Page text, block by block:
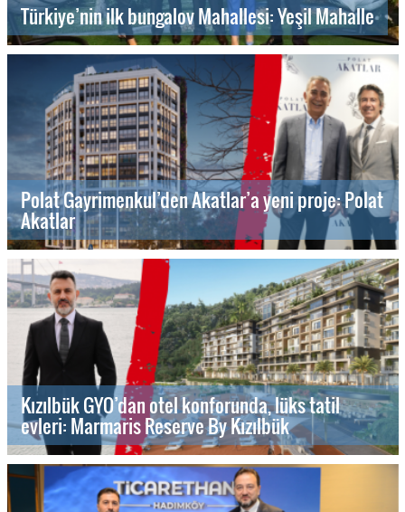
Türkiye’nin ilk bungalov Mahallesi: Yeşil Mahalle
Polat Gayrimenkul’den Akatlar’a yeni proje: Polat
Akatlar
Kızılbük GYO’dan otel konforunda, lüks tatil
evleri: Marmaris Reserve By Kızılbük